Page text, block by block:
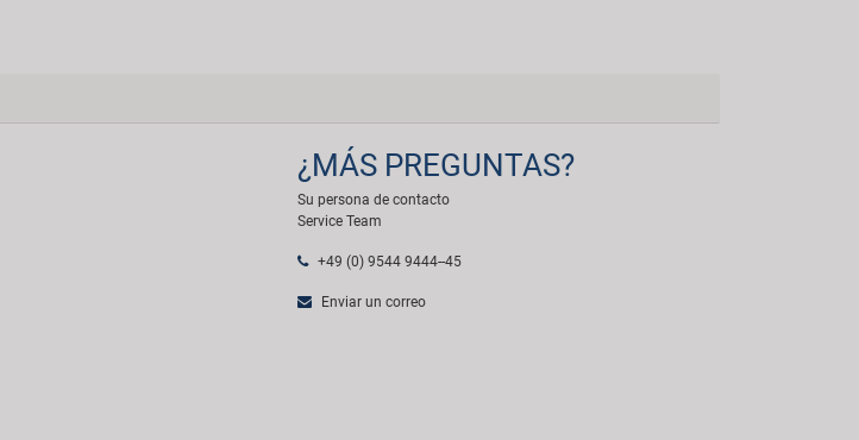
¿MÁS PREGUNTAS?
Su persona de contacto
Service Team
+49 (0) 9544 9444--45
Enviar un correo